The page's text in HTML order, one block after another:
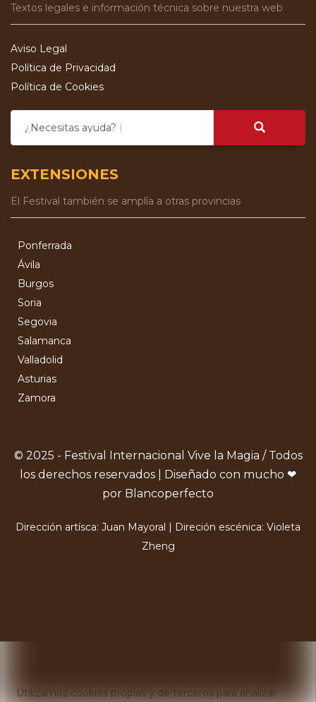
Textos legales e información técnica sobre nuestra web
Aviso Legal
Política de Privacidad
Política de Cookies
¿Necesitas ayuda?
EXTENSIONES
El Festival también se amplía a otras provincias
Ponferrada
Ávila
Burgos
Soria
Segovia
Salamanca
Valladolid
Asturias
Zamora
© 2025 - Festival Internacional Vive la Magia / Todos
los derechos reservados | Diseñado con mucho ❤
por Blancoperfecto
Dirección artísca: Juan Mayoral | Direción escénica: Violeta
Zheng
Utilizamos cookies propias y de terceros para analizar